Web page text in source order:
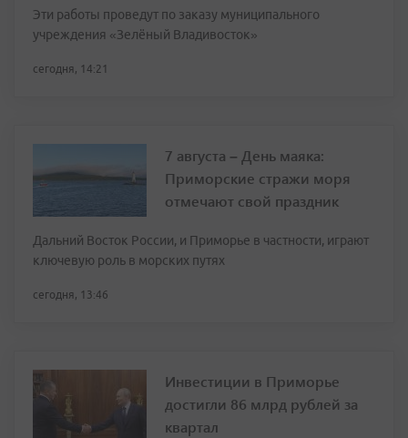
Эти работы проведут по заказу муниципального
учреждения «Зелёный Владивосток»
сегодня, 14:21
7 августа – День маяка:
Приморские стражи моря
отмечают свой праздник
Дальний Восток России, и Приморье в частности, играют
ключевую роль в морских путях
сегодня, 13:46
Инвестиции в Приморье
достигли 86 млрд рублей за
квартал